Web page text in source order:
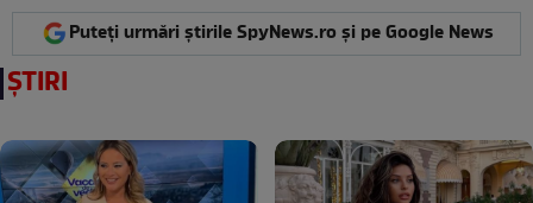
Puteți urmări știrile SpyNews.ro și pe Google News
ȘTIRI